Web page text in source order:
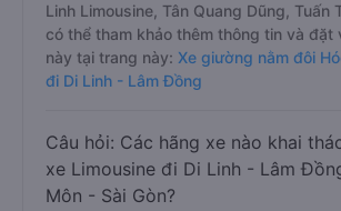
Linh Limousine, Tân Quang Dũng, Tuấn
có thể tham khảo thêm thông tin và đặt
này tại trang này: Xe giường nằm đôi
đi Di Linh - Lâm Đồng
Câu hỏi: Các hãng xe nào khai
xe Limousine đi Di Linh - Lâm
Môn - Sài Gòn?